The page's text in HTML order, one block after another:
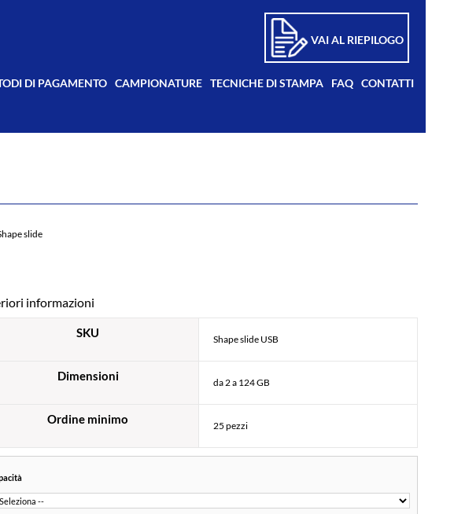
VAI AL RIEPILOGO
DI PAGAMENTO CAMPIONATURE TECNICHE DI STAMPA FAQ CONTATTI
slide
informazioni
SKU Shape slide USB
Dimensioni da 2 a 124 GB
Ordine minimo 25 pezzi